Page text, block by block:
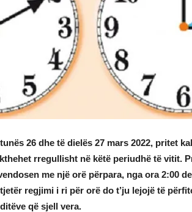
26 dhe të dielës 27 mars 2022, pritet
rregullisht në këtë periudhë të vitit.
me një orë përpara, nga ora 2:00
regjimi i ri për orë do t’ju lejojë të
që sjell vera.